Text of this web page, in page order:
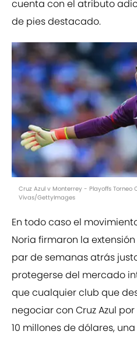
cuenta con el atributo
de pies destacado.
Cruz Azul v Monterrey - Playoffs Torneo
Vivas/GettyImages
En todo caso el
Noria firmaron la
par de semanas atrás
protegerse del mercado
que cualquier club que
negociar con Cruz Azul
10 millones de dólares,